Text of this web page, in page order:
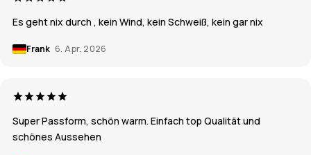
Es geht nix durch , kein Wind, kein Schweiß, kein gar nix
Frank 6. Apr. 2026
Super Passform, schön warm. Einfach top Qualität und
schönes Aussehen